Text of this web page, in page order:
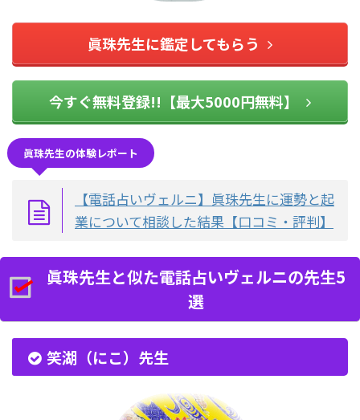
眞珠先生に鑑定してもらう
今すぐ無料登録!!【最大5000円無料】
眞珠先生の体験レポート
【電話占いヴェルニ】眞珠先生に運勢と起
業について相談した結果【口コミ・評判】
眞珠先生と似た電話占いヴェルニの先生5
選
笑湖（にこ）先生